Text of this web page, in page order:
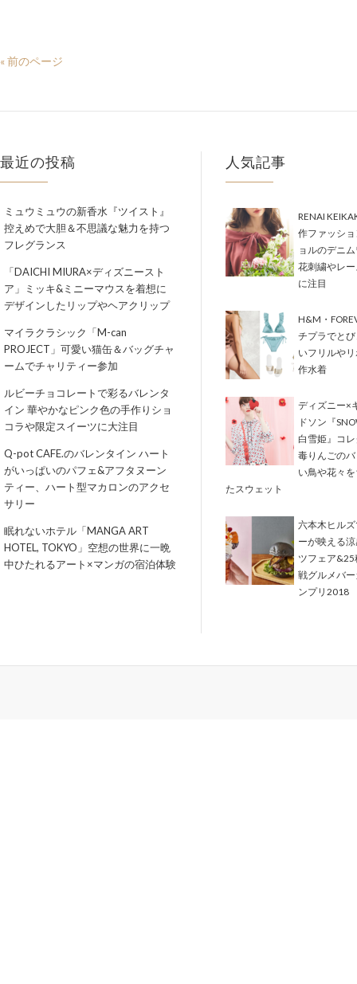
« 前のページ
最近の投稿
ミュウミュウの新香水『ツイスト』
控えめで大胆＆不思議な魅力を持つ
フレグランス
「DAICHI MIURA×ディズニースト
ア」ミッキ&ミニーマウスを着想に
デザインしたリップやヘアクリップ
マイラクラシック「M-can
PROJECT」可愛い猫缶＆バッグチャ
ームでチャリティー参加
ルビーチョコレートで彩るバレンタ
イン 華やかなピンク色の手作りショ
コラや限定スイーツに大注目
Q-pot CAFE.のバレンタイン ハート
がいっぱいのパフェ&アフタヌーン
ティー、ハート型マカロンのアクセ
サリー
眠れないホテル「MANGA ART
HOTEL, TOKYO」空想の世界に一晩
中ひたれるアート×マンガの宿泊体験
人気記事
RENAI
作ファッショ
ョルのデニ
花刺繍やレ
に注目
H&M・
チプラでと
いフリルや
作水着
ディズニー×
ドソン『
白雪姫』コ
毒りんごの
い鳥や花々
たスウェット
六本木ヒル
ーが映える
ツフェア&25
戦グルメバ
ンプリ2018